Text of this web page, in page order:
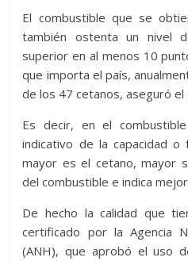
El combustible que se
también ostenta un nivel
superior en al menos 10
que importa el país,
de los 47 cetanos, aseguró el
Es decir, en el
indicativo de la capacidad o
mayor es el cetano, mayor
del combustible e indica
De hecho la calidad que
certificado por la Agencia
(ANH), que aprobó el uso